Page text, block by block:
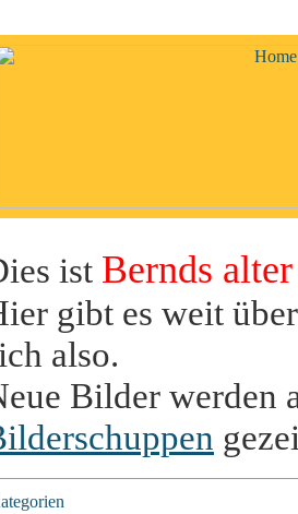
ist Bernds
gibt es weit
also.
Bilder werden